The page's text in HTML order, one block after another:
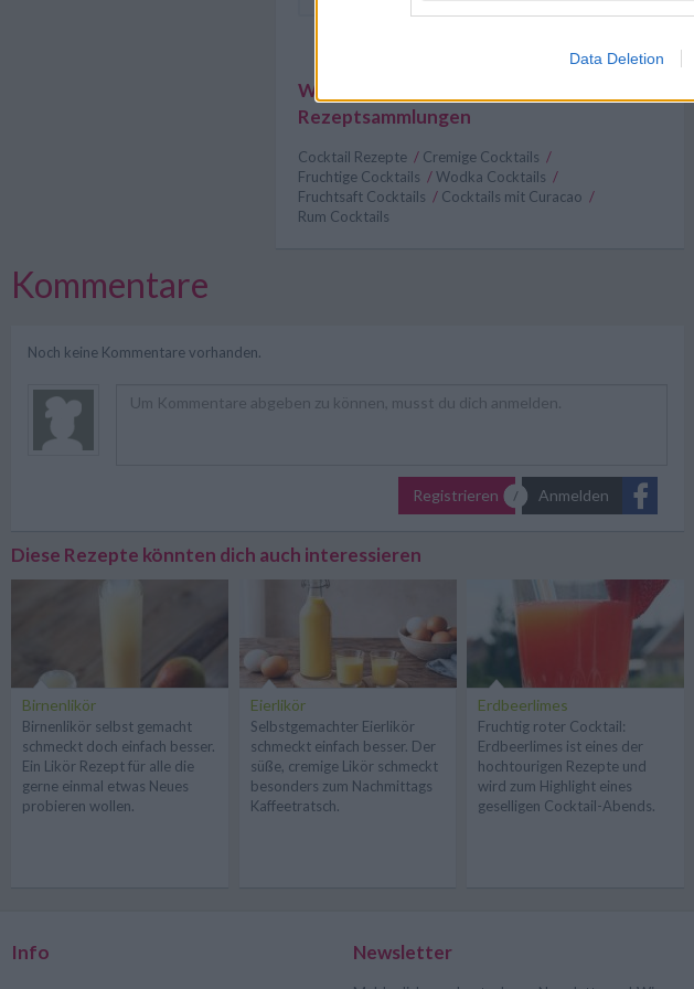
Data Deletion
Weitere interessante
Rezeptsammlungen
Cocktail Rezepte / Cremige Cocktails /
Fruchtige Cocktails /Wodka Cocktails /
Fruchtsaft Cocktails / Cocktails mit Curacao /
Rum Cocktails
Kommentare
Noch keine Kommentare vorhanden.
Registrieren Anmelden
Diese Rezepte könnten dich auch interessieren
Birnenlikör
Birnenlikör selbst gemacht
schmeckt doch einfach besser.
Ein Likör Rezept für alle die
gerne einmal etwas Neues
probieren wollen.
Eierlikör
Selbstgemachter Eierlikör
schmeckt einfach besser. Der
süße, cremige Likör schmeckt
besonders zum Nachmittags
Kaffeetratsch.
Erdbeerlimes
Fruchtig roter Cocktail:
Erdbeerlimes ist eines der
hochtourigen Rezepte und
wird zum Highlight eines
geselligen Cocktail-Abends.
Info Newsletter